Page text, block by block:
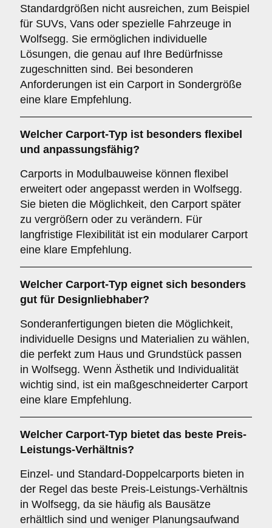
Standardgrößen nicht ausreichen, zum Beispiel
für SUVs, Vans oder spezielle Fahrzeuge in
Wolfsegg. Sie ermöglichen individuelle
Lösungen, die genau auf Ihre Bedürfnisse
zugeschnitten sind. Bei besonderen
Anforderungen ist ein Carport in Sondergröße
eine klare Empfehlung.
Welcher Carport-Typ ist besonders flexibel
und anpassungsfähig?
Carports in Modulbauweise können flexibel
erweitert oder angepasst werden in Wolfsegg.
Sie bieten die Möglichkeit, den Carport später
zu vergrößern oder zu verändern. Für
langfristige Flexibilität ist ein modularer Carport
eine klare Empfehlung.
Welcher Carport-Typ eignet sich besonders
gut für Designliebhaber?
Sonderanfertigungen bieten die Möglichkeit,
individuelle Designs und Materialien zu wählen,
die perfekt zum Haus und Grundstück passen
in Wolfsegg. Wenn Ästhetik und Individualität
wichtig sind, ist ein maßgeschneiderter Carport
eine klare Empfehlung.
Welcher Carport-Typ bietet das beste Preis-
Leistungs-Verhältnis?
Einzel- und Standard-Doppelcarports bieten in
der Regel das beste Preis-Leistungs-Verhältnis
in Wolfsegg, da sie häufig als Bausätze
erhältlich sind und weniger Planungsaufwand